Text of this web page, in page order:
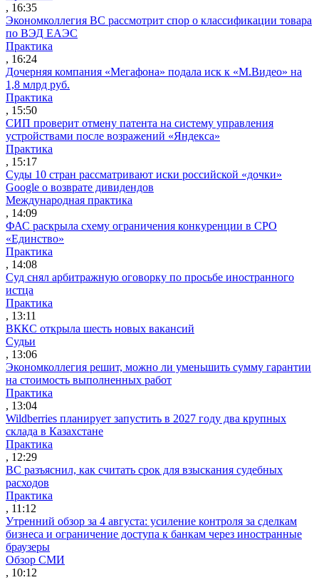
, 16:35
Экономколлегия ВС рассмотрит спор о классификации товара
по ВЭД ЕАЭС
Практика
, 16:24
Дочерняя компания «Мегафона» подала иск к «М.Видео» на
1,8 млрд руб.
Практика
, 15:50
СИП проверит отмену патента на систему управления
устройствами после возражений «Яндекса»
Практика
, 15:17
Суды 10 стран рассматривают иски российской «дочки»
Google о возврате дивидендов
Международная практика
, 14:09
ФАС раскрыла схему ограничения конкуренции в СРО
«Единство»
Практика
, 14:08
Суд снял арбитражную оговорку по просьбе иностранного
истца
Практика
, 13:11
ВККС открыла шесть новых вакансий
Судьи
, 13:06
Экономколлегия решит, можно ли уменьшить сумму гарантии
на стоимость выполненных работ
Практика
, 13:04
Wildberries планирует запустить в 2027 году два крупных
склада в Казахстане
Практика
, 12:29
ВС разъяснил, как считать срок для взыскания судебных
расходов
Практика
, 11:12
Утренний обзор за 4 августа: усиление контроля за сделкам
бизнеса и ограничение доступа к банкам через иностранные
браузеры
Обзор СМИ
, 10:12